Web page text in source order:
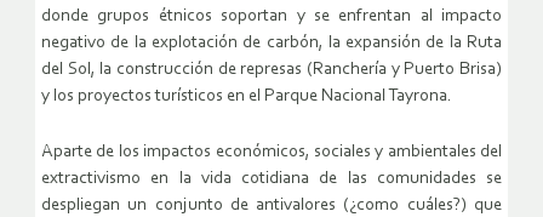
donde grupos étnicos soportan y se enfrentan al impacto
negativo de la explotación de carbón, la expansión de la Ruta
del Sol, la construcción de represas (Ranchería y Puerto Brisa)
y los proyectos turísticos en el Parque Nacional Tayrona.
Aparte de los impactos económicos, sociales y ambientales del
extractivismo en la vida cotidiana de las comunidades se
despliegan un conjunto de antivalores (¿como cuáles?) que